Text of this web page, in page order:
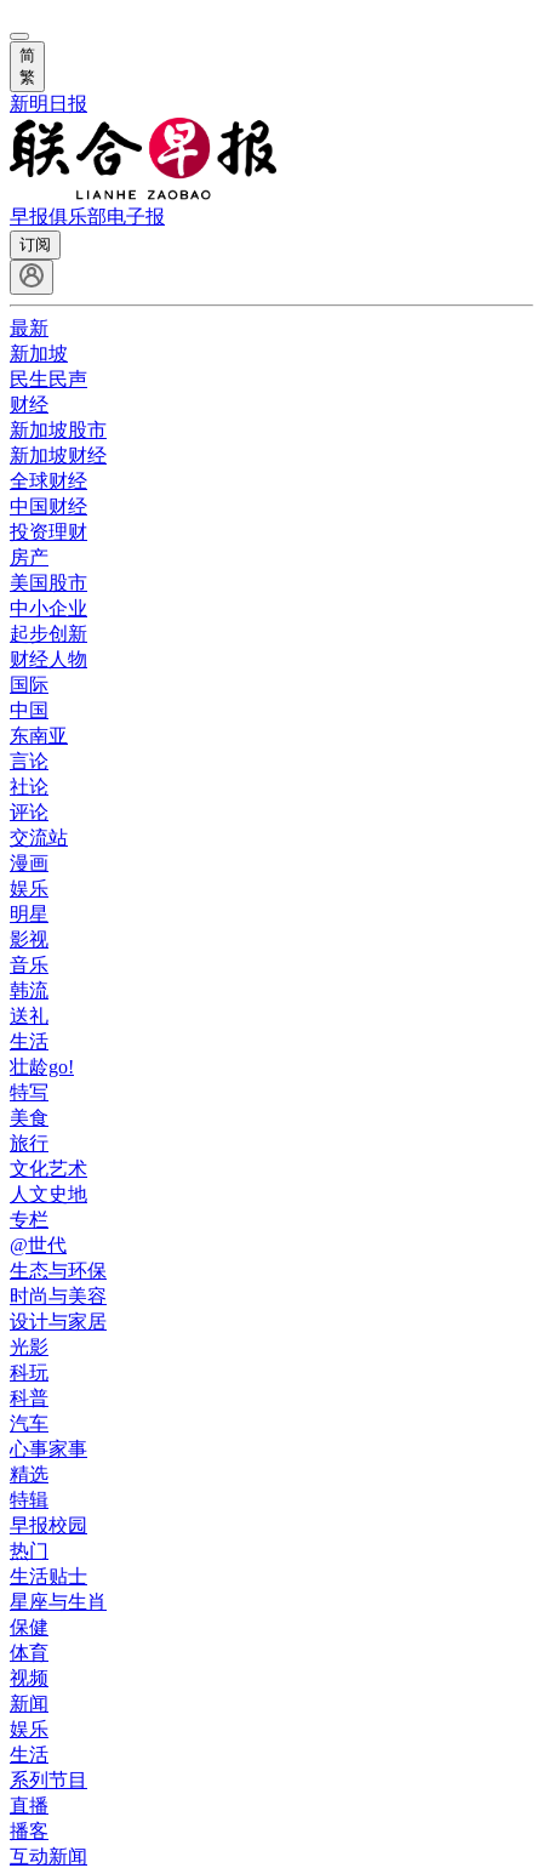
简
繁
新明日报
早报俱乐部电子报
订阅
最新
新加坡
民生民声
财经
新加坡股市
新加坡财经
全球财经
中国财经
投资理财
房产
美国股市
中小企业
起步创新
财经人物
国际
中国
东南亚
言论
社论
评论
交流站
漫画
娱乐
明星
影视
音乐
韩流
送礼
生活
壮龄go!
特写
美食
旅行
文化艺术
人文史地
专栏
@世代
生态与环保
时尚与美容
设计与家居
光影
科玩
科普
汽车
心事家事
精选
特辑
早报校园
热门
生活贴士
星座与生肖
保健
体育
视频
新闻
娱乐
生活
系列节目
直播
播客
互动新闻